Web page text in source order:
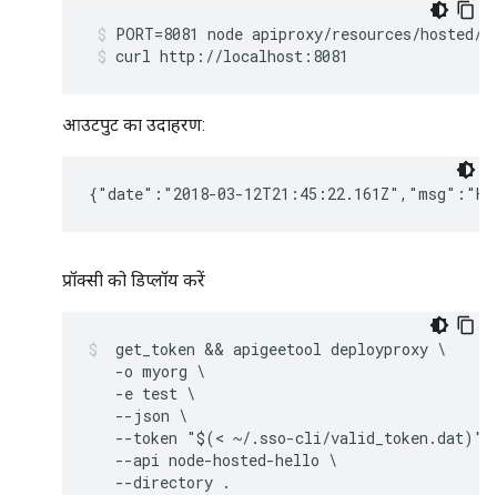
PORT=8081 node apiproxy/resources/
curl http://localhost:8081
आउटपुट का उदाहरण:
{"date":"2018-03-
प्रॉक्सी को डिप्लॉय करें
get_token && apigeetool deployproxy \
   -o myorg \
   -e test \
   --json \
   --token "$(< ~/.sso-cli/valid_token.dat)"\
   --api node-hosted-hello \
   --directory .